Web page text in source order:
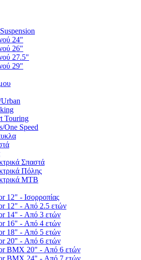
24"
26"
27.5"
29"
Touring
One Speed
Σπαστά
Πόλης
MTB
12" - Ισορροπίας
12" - Από 2.5 ετών
14" - Από 3 ετών
16" - Από 4 ετών
18" - Από 5 ετών
20" - Από 6 ετών
BMX 20" - Από 6 ετών
BMX 24" - Από 7 ετών